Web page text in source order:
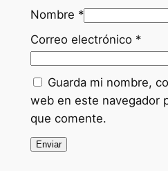
Nombre *
Correo electrónico *
Guarda mi nombre,
web en este navegador
que comente.